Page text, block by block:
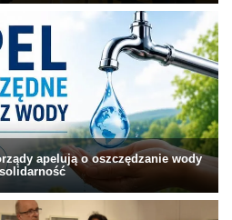
apelują o oszczędzanie wody